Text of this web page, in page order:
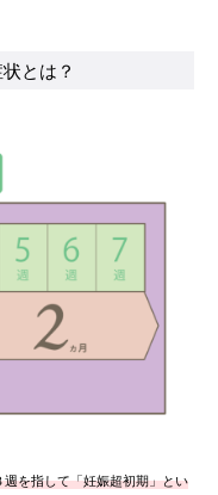
とは？
を指して「妊娠超初期」とい